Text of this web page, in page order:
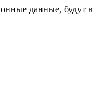
данные, будут